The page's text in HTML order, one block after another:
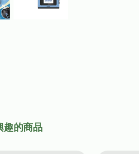
趣的商品